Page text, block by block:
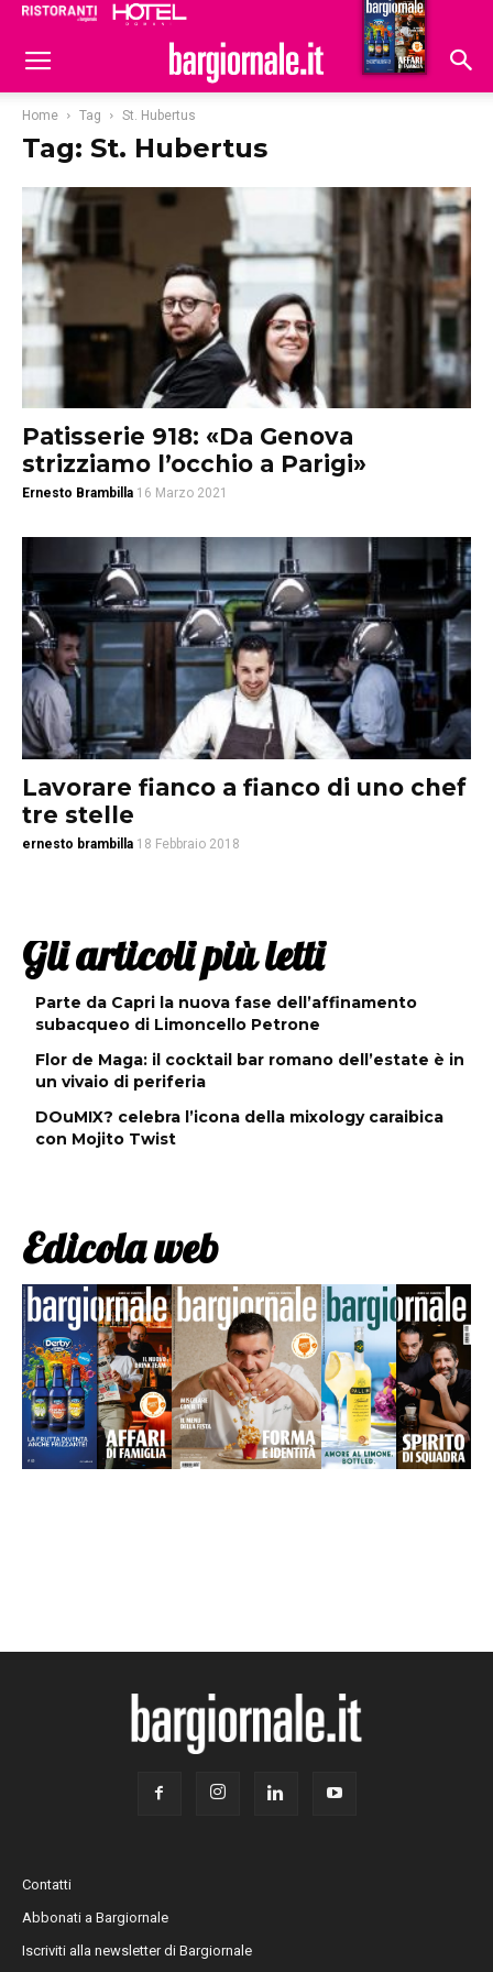
Hoteldomani
Home Tag St. Hubertus
Tag: St. Hubertus
Patisserie 918: «Da Genova
strizziamo l’occhio a Parigi»
Ernesto Brambilla 16 Marzo 2021
Lavorare fianco a fianco di uno chef
tre stelle
ernesto brambilla 18 Febbraio 2018
Gli articoli più letti
Parte da Capri la nuova fase dell’affinamento
subacqueo di Limoncello Petrone
Flor de Maga: il cocktail bar romano dell’estate è in
un vivaio di periferia
DOuMIX? celebra l’icona della mixology caraibica
con Mojito Twist
Edicola web
Contatti
Abbonati a Bargiornale
Iscriviti alla newsletter di Bargiornale